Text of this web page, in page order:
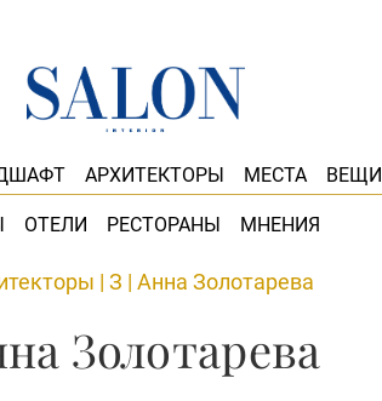
АРХИТЕКТОРЫ МЕСТА ВЕЩИ
ОТЕЛИ РЕСТОРАНЫ МНЕНИЯ
| З | Анна Золотарева
Золотарева